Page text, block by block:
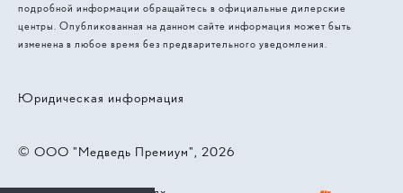
подробной информации обращайтесь в официальные дилерские
центры. Опубликованная на данном сайте информация может быть
изменена в любое время без предварительного уведомления.
© 2026, ООО "Медведь Премиум"
Юридическая информация